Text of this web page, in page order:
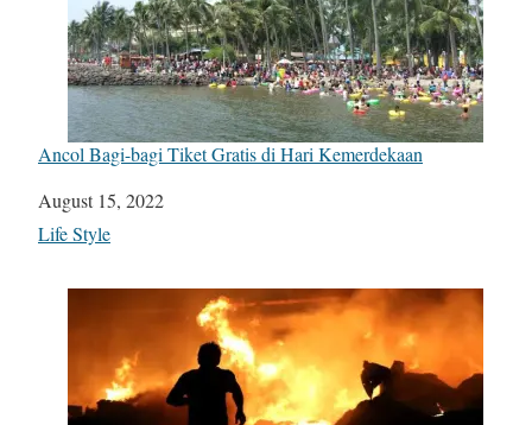
Ancol Bagi-bagi Tiket Gratis di Hari Kemerdekaan
Date
August 15, 2022
In relation to
Life Style